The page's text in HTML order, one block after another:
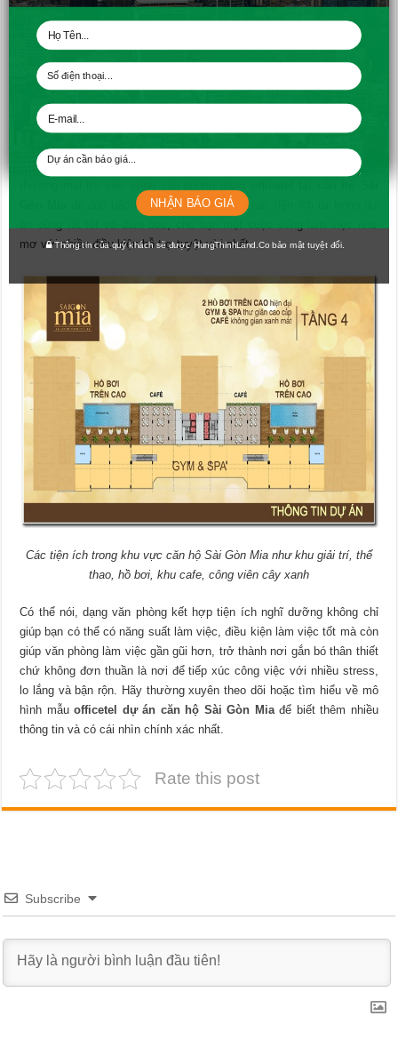
Bên trong căn hộ officetel của Sài Gòn Mia được Hưng Thịnh đầu tư
Bên cạnh đó, với các tiện ích trong khu vực căn hộ Sài Gòn Mia như
khu giải trí, thể thao, hồ bơi, khu cafe, công viên cây xanh, khu
để đón tiếp khách hàng, sử dụng các tiện ích từ trong dự
mơ với nhiều điều kiện hỗ trợ tuyệt vời nhất.
Các tiện ích trong khu vực căn hộ Sài Gòn Mia như khu giải trí, thể
thao, hồ bơi, khu cafe, công viên cây xanh
Có thể nói, dạng văn phòng kết hợp tiện ích nghĩ dưỡng không chỉ
giúp bạn có thể có năng suất làm việc, điều kiện làm việc tốt mà còn
giúp văn phòng làm việc gần gũi hơn, trở thành nơi gắn bó thân thiết
chứ không đơn thuần là nơi để tiếp xúc công việc với nhiều stress,
lo lắng và bận rộn. Hãy thường xuyên theo dõi hoặc tìm hiểu về mô
hình mẫuofficetel dự án căn hộ Sài Gòn Miađể biết thêm nhiều
thông tin và có cái nhìn chính xác nhất.
Rate this post
Subscribe
Thông tin của quý khách sẽ được HungThinhLand.Co bảo mật tuyệt đối.
NHẬN BÁO GIÁ